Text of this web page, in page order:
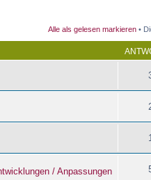
Alle als gelesen markieren •
1
/ Anpassungen